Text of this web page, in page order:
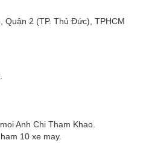
Quận 2 (TP. Thủ Đức), TPHCM
Anh Chi Tham Khao.
10 xe may.